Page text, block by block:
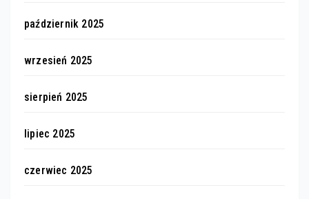
październik 2025
wrzesień 2025
sierpień 2025
lipiec 2025
czerwiec 2025